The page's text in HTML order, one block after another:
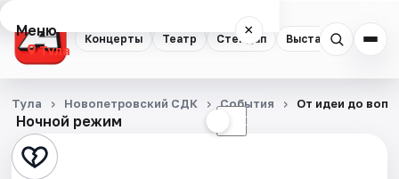
Концерты Театр Стендап Выставки
Меню ×
Тула
Концерты
Театр
Ночной режим ☾
Тула Новопетровский СДК События От идеи до